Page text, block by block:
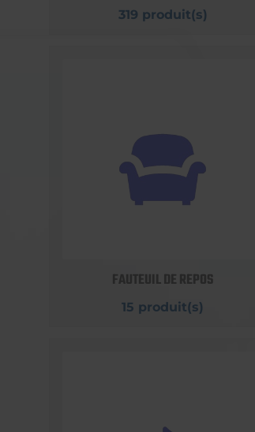
319 produit(s)
FAUTEUIL DE REPOS
15 produit(s)